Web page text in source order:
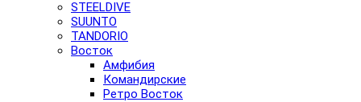
STEELDIVE
SUUNTO
TANDORIO
Восток
Амфибия
Командирские
Ретро Восток